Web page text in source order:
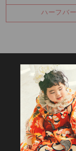
ハーフバ
TOP
料金・商品
店舗情報
web撮影予約